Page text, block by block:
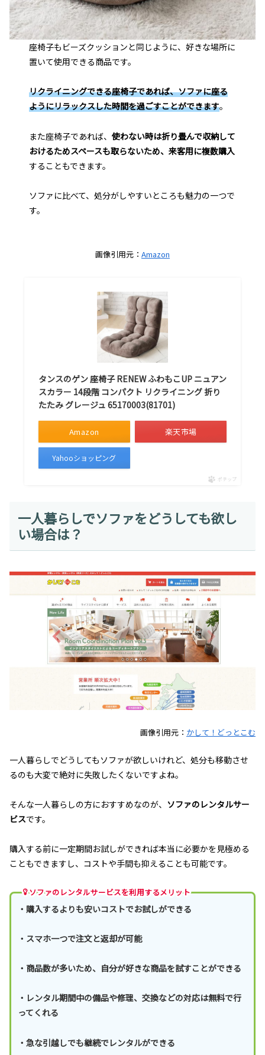
座椅子もビーズクッションと同じように、好きな場所に
置いて使用できる商品です。
リクライニングできる座椅子であれば、ソファに座る
ようにリラックスした時間を過ごすことができます。
また座椅子であれば、使わない時は折り畳んで収納して
おけるためスペースも取らないため、来客用に複数購入
することもできます。
ソファに比べて、処分がしやすいところも魅力の一つで
す。
画像引用元： Amazon
タンスのゲン 座椅子 RENEW ふわもこUP ニュアン
スカラー 14段階 コンパクト リクライニング 折り
たたみ グレージュ 65170003(81701)
Amazon 楽天市場
Yahooショッピング
ポチップ
一人暮らしでソファをどうしても欲し
い場合は？
画像引用元： かして！どっとこむ
一人暮らしでどうしてもソファが欲しいけれど、処分も移動させ
るのも大変で絶対に失敗したくないですよね。
そんな一人暮らしの方におすすめなのが、 ソファのレンタルサー
ビスです。
購入する前に一定期間お試しができれば本当に必要かを見極める
こともできますし、コストや手間も抑えることも可能です。
ソファのレンタルサービスを利用するメリット
・購入するよりも安いコストでお試しができる
・スマホ一つで注文と返却が可能
・商品数が多いため、自分が好きな商品を試すことができる
・レンタル期間中の備品や修理、交換などの対応は無料で行
ってくれる
・急な引越しでも継続でレンタルができる